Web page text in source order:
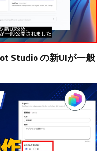
Studio の新UIが一般